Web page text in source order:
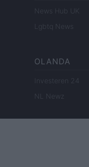
News Hub UK
Lgbtq News
OLANDA
Investeren 24
NL Newz